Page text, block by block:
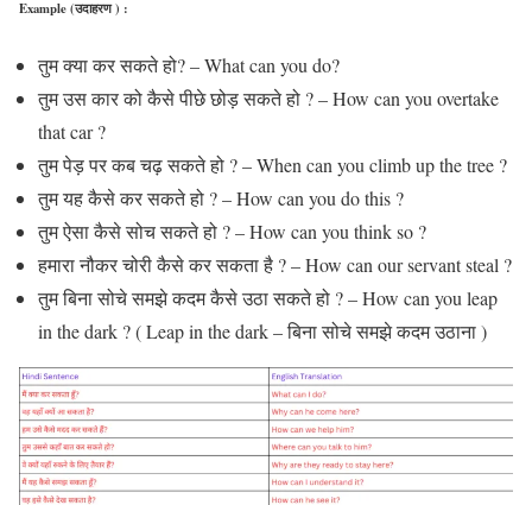
Example (उदाहरण ) :
तुम क्या कर सकते हो? – What can you do?
तुम उस कार को कैसे पीछे छोड़ सकते हो ? – How can you overtake
that car ?
तुम पेड़ पर कब चढ़ सकते हो ? – When can you climb up the tree ?
तुम यह कैसे कर सकते हो ? – How can you do this ?
तुम ऐसा कैसे सोच सकते हो ? – How can you think so ?
हमारा नौकर चोरी कैसे कर सकता है ? – How can our servant steal ?
तुम बिना सोचे समझे कदम कैसे उठा सकते हो ? – How can you leap
in the dark ? ( Leap in the dark – बिना सोचे समझे कदम उठाना )